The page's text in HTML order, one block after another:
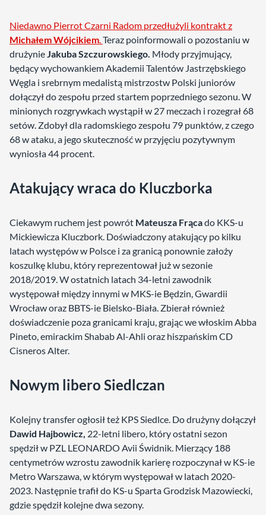
Niedawno Pierrot Czarni Radom przedłużyli kontrakt z
Michałem Wójcikiem.Teraz poinformowali o pozostaniu w
drużynieJakuba Szczurowskiego. Młody przyjmujący,
będący wychowankiem Akademii Talentów Jastrzębskiego
Węgla i srebrnym medalistą mistrzostw Polski juniorów
dołączył do zespołu przed startem poprzedniego sezonu. W
minionych rozgrywkach wystąpił w 27 meczach i rozegrał 68
setów. Zdobył dla radomskiego zespołu 79 punktów, z czego
68 w ataku, a jego skuteczność w przyjęciu pozytywnym
wyniosła 44 procent.
Atakujący wraca do Kluczborka
Ciekawym ruchem jest powrót Mateusza Frącado KKS-u
Mickiewicza Kluczbork. Doświadczony atakujący po kilku
latach występów w Polsce i za granicą ponownie założy
koszulkę klubu, który reprezentował już w sezonie
2018/2019. W ostatnich latach 34-letni zawodnik
występował między innymi w MKS-ie Będzin, Gwardii
Wrocław oraz BBTS-ie Bielsko-Biała. Zbierał również
doświadczenie poza granicami kraju, grając we włoskim Abba
Pineto, emirackim Shabab Al-Ahli oraz hiszpańskim CD
Cisneros Alter.
Nowym libero Siedlczan
Kolejny transfer ogłosił też KPS Siedlce. Do drużyny dołączył
Dawid Hajbowicz, 22-letni libero, który ostatni sezon
spędził w PZL LEONARDO Avii Świdnik. Mierzący 188
centymetrów wzrostu zawodnik karierę rozpoczynał w KS-ie
Metro Warszawa, w którym występował w latach 2020-
2023. Następnie trafił do KS-u Sparta Grodzisk Mazowiecki,
gdzie spędził kolejne dwa sezony.